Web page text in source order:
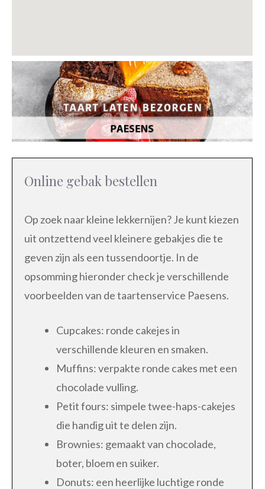
Online gebak bestellen
Op zoek naar kleine lekkernijen? Je kunt kiezen
uit ontzettend veel kleinere gebakjes die te
geven zijn als een tussendoortje. In de
opsomming hieronder check je verschillende
voorbeelden van de taartenservice Paesens.
Cupcakes: ronde cakejes in
verschillende kleuren en smaken.
Muffins: verpakte ronde cakes met een
chocolade vulling.
Petit fours: simpele twee-haps-cakejes
die handig uit te delen zijn.
Brownies: gemaakt van chocolade,
boter, bloem en suiker.
Donuts: een heerlijke luchtige ronde